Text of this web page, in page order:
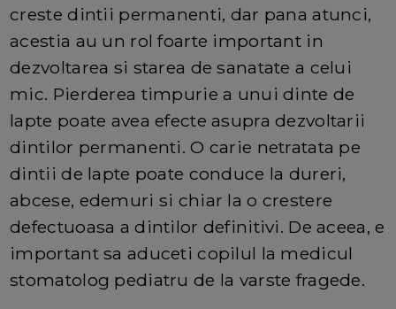
creste dintii permanenti, dar pana atunci,
acestia au un rol foarte important in
dezvoltarea si starea de sanatate a celui
mic. Pierderea timpurie a unui dinte de
lapte poate avea efecte asupra dezvoltarii
dintilor permanenti. O carie netratata pe
dintii de lapte poate conduce la dureri,
abcese, edemuri si chiar la o crestere
defectuoasa a dintilor definitivi. De aceea, e
important sa aduceti copilul la medicul
stomatolog pediatru de la varste fragede.